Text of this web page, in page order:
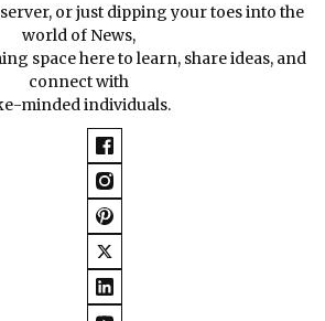
or just dipping your toes into the
world of News,
space here to learn, share ideas, and
connect with
minded individuals.